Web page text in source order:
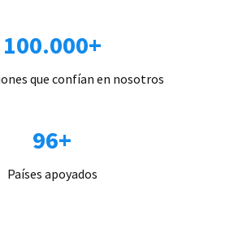
100.000+
que confían en nosotros
96+
Países apoyados